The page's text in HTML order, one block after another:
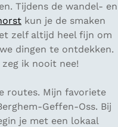
Tijdens de wandel- en
kun je de smaken
zelf altijd heel fijn om
dingen te ontdekken.
ik nooit nee!
routes. Mijn favoriete
Geffen-Oss. Bij
je met een lokaal